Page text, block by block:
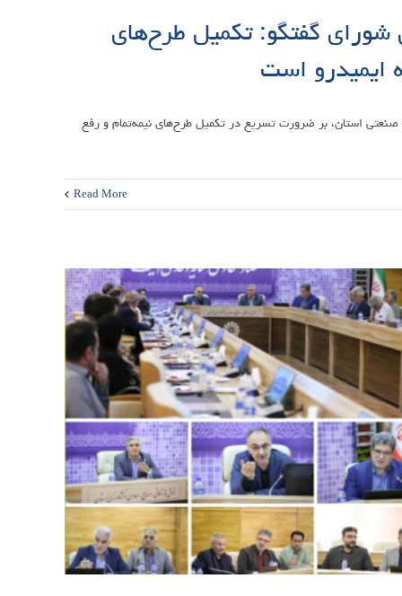
شورای گفتگو: تکمیل طرح‌های
ایمیدرو است
صنعتی استان، بر ضرورت تسریع در تکمیل طرح‌های نیمه‌تمام و رفع
Read More